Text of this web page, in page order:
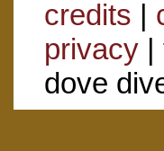
credits |
privacy|
dove